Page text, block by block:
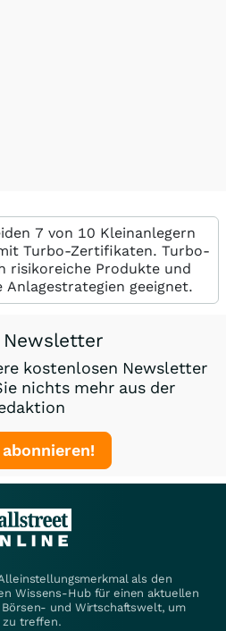
7 von 10 Kleinanlegern
Turbo-Zertifikaten. Turbo-
risikoreiche Produkte und
geeignet.
Newsletter
kostenlosen Newsletter
nichts mehr aus der
als den
Wissens-Hub für einen aktuellen
und Wirtschaftswelt, um
zu treffen.